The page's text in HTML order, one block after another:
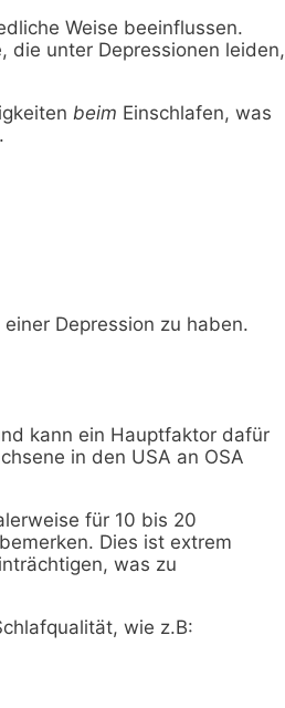
Weise beeinflussen.
die unter Depressionen leiden,
beim Einschlafen, was
Depression zu haben.
kann ein Hauptfaktor dafür
in den USA an OSA
für 10 bis 20
Dies ist extrem
was zu
wie z.B: